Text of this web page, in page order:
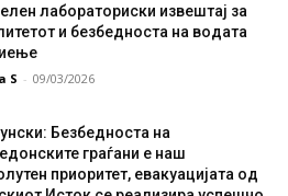
лабораториски извештај за
и безбедноста на водата
S - 09/03/2026
Безбедноста на
граѓани е наш
приоритет, евакуацијата од